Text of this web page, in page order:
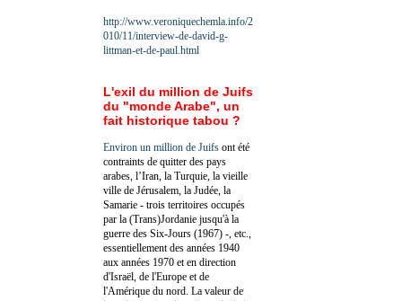
http://www.veroniquechemla.info/2
010/11/interview-de-david-g-
littman-et-de-paul.html
L'exil du million de Juifs
du "monde Arabe", un
fait historique tabou ?
Environ un million de Juifs ont été
contraints de quitter des pays
arabes, l’Iran, la Turquie, la vieille
ville de Jérusalem, la Judée, la
Samarie - trois territoires occupés
par la (Trans)Jordanie jusqu'à la
guerre des Six-Jours (1967) -, etc.,
essentiellement des années 1940
aux années 1970 et en direction
d'Israël, de l'Europe et de
l'Amérique du nord. La valeur de